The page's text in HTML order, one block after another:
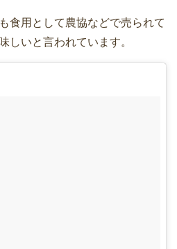
食用として農協などで売られて
しいと言われています。